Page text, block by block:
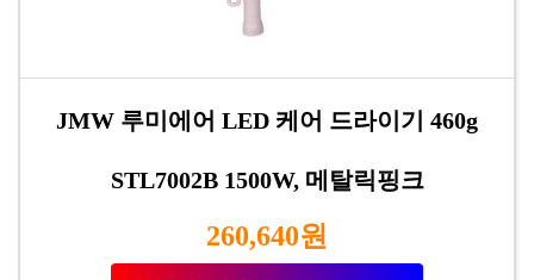
JMW 루미에어 LED 케어 드라이기 460g
STL7002B 1500W, 메탈릭핑크
260,640원